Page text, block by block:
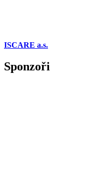
ISCARE a.s.
Sponzoři